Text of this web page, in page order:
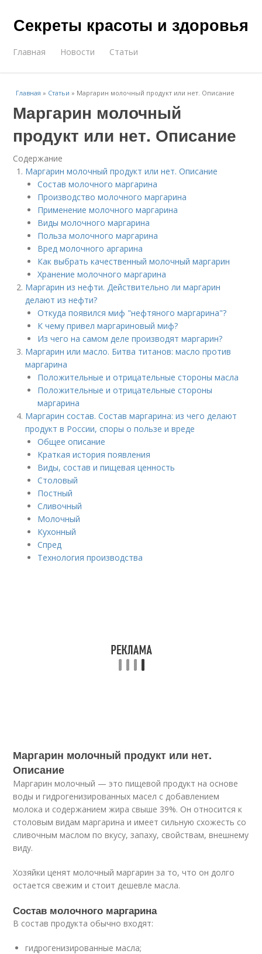
Секреты красоты и здоровья
Главная Новости Статьи
Главная » Статьи » Маргарин молочный продукт или нет. Описание
Маргарин молочный
продукт или нет. Описание
Содержание
Маргарин молочный продукт или нет. Описание
Состав молочного маргарина
Производство молочного маргарина
Применение молочного маргарина
Виды молочного маргарина
Польза молочного маргарина
Вред молочного аргарина
Как выбрать качественный молочный маргарин
Хранение молочного маргарина
Маргарин из нефти. Действительно ли маргарин
делают из нефти?
Откуда появился миф "нефтяного маргарина"?
К чему привел маргариновый миф?
Из чего на самом деле производят маргарин?
Маргарин или масло. Битва титанов: масло против
маргарина
Положительные и отрицательные стороны масла
Положительные и отрицательные стороны
маргарина
Маргарин состав. Состав маргарина: из чего делают
продукт в России, споры о пользе и вреде
Общее описание
Краткая история появления
Виды, состав и пищевая ценность
Столовый
Постный
Сливочный
Молочный
Кухонный
Спред
Технология производства
Маргарин молочный продукт или нет.
Описание
Маргарин молочный — это пищевой продукт на основе
воды и гидрогенизированных масел с добавлением
молока и содержанием жира свыше 39%. Он относится к
столовым видам маргарина и имеет сильную схожесть со
сливочным маслом по вкусу, запаху, свойствам, внешнему
виду.
Хозяйки ценят молочный маргарин за то, что он долго
остается свежим и стоит дешевле масла.
Состав молочного маргарина
В состав продукта обычно входят:
гидрогенизированные масла;